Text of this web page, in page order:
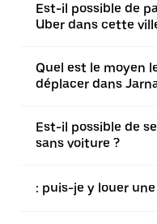
Est-il possible de
Uber dans cette
Quel est le moyen
déplacer dans
Est-il possible de
sans voiture ?
: puis-je y louer